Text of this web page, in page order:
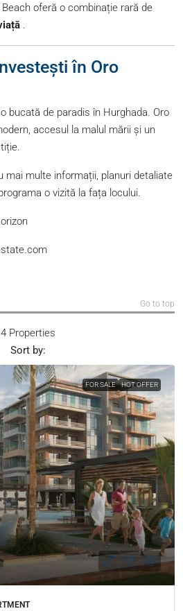
oferă o combinație rară de
.
în Oro
bucată de paradis în Hurghada. Oro
accesul la malul mării și un
mai multe informații, planuri detaliate
o vizită la fața locului.
Go to top
4 Properties
Sort by:
FOR SALE HOT OFFER